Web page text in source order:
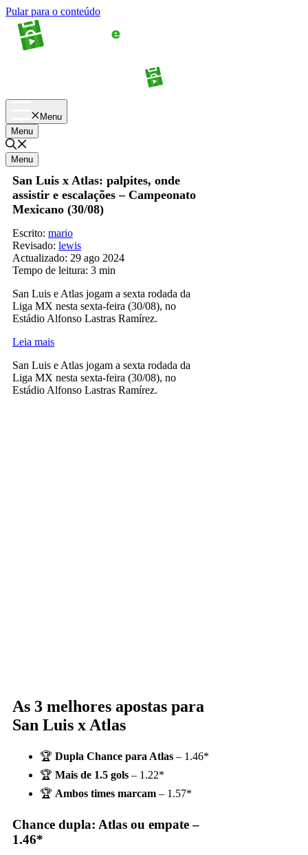
Pular para o conteúdo
Menu
Menu
Menu
San Luis x Atlas: palpites, onde
assistir e escalações – Campeonato
Mexicano (30/08)
Escrito: mario
Revisado: lewis
Actualizado: 29 ago 2024
Tempo de leitura: 3 min
San Luis e Atlas jogam a sexta rodada da
Liga MX nesta sexta-feira (30/08), no
Estádio Alfonso Lastras Ramírez.
Leia mais
San Luis e Atlas jogam a sexta rodada da
Liga MX nesta sexta-feira (30/08), no
Estádio Alfonso Lastras Ramírez.
As 3 melhores apostas para
San Luis x Atlas
🏆 Dupla Chance para Atlas – 1.46*
🏆 Mais de 1.5 gols – 1.22*
🏆 Ambos times marcam – 1.57*
Chance dupla: Atlas ou empate –
1.46*